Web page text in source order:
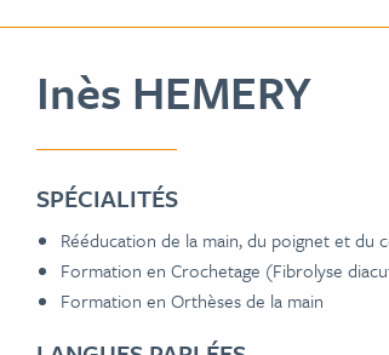
Inès HEMERY
SPÉCIALITÉS
Rééducation de la main, du poignet et du
Formation en Crochetage (Fibrolyse
Formation en Orthèses de la main